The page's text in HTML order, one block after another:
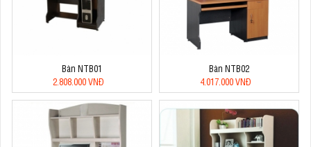
Bàn NTB01
2.808.000 VNĐ
Bàn NTB02
4.017.000 VNĐ